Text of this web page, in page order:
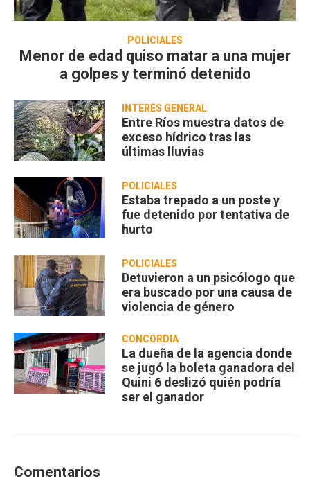
POLICIALES
Menor de edad quiso matar a una mujer
a golpes y terminó detenido
INTERÉS GENERAL
Entre Ríos muestra datos de
exceso hídrico tras las
últimas lluvias
POLICIALES
Estaba trepado a un poste y
fue detenido por tentativa de
hurto
POLICIALES
Detuvieron a un psicólogo que
era buscado por una causa de
violencia de género
CONCORDIA
La dueña de la agencia donde
se jugó la boleta ganadora del
Quini 6 deslizó quién podría
ser el ganador
Comentarios